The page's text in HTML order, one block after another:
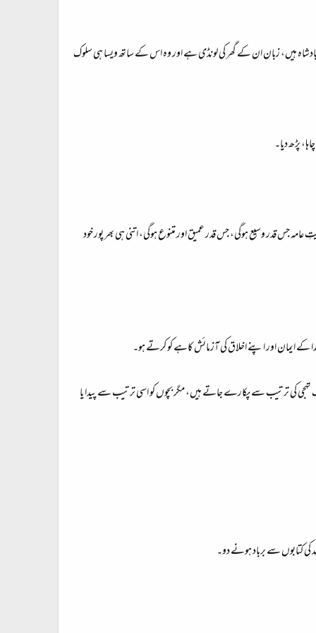
ہیں، زبان ان کے گھر کی لونڈی ہے اور وہ اس کے ساتھ ویسا ہی سلوک
پڑھ دیا۔​
جس قدر وسیع ہوگی، جس قدر عمیق اور متنوع ہوگی، اتنی ہی بھر پور خود
ایمان اور اپنے اخلاق کی آزمائش کاہے کو کرتے ہو۔​
کی ترتیب سے پکارے جاتے ہیں، مگر بچوں کو اسی ترتیب سے پیدا یا
کتابوں سے برباد ہونے دو۔​